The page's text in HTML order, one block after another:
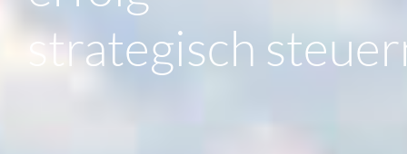
strategisch